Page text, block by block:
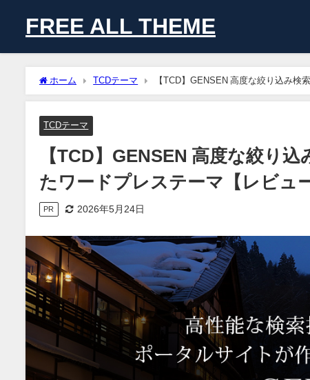
FREE ALL THEME
ホーム TCDテーマ 【TCD】GENSEN 高度な絞り込み検
TCDテーマ
【TCD】GENSEN 高度な絞り
たワードプレステーマ【レビュ
PR 2026年5月24日